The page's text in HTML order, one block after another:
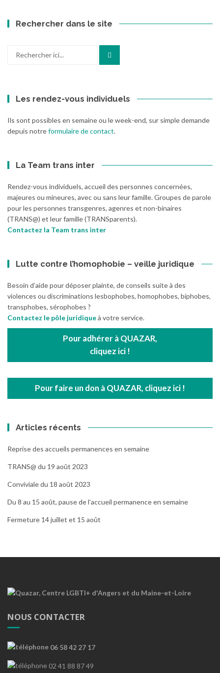
Rechercher dans le site
Les rendez-vous individuels
Ils sont possibles en semaine ou le week-end, sur simple demande
depuis notreformulaire de contact.
La Team trans inter
Rendez-vous individuels, accueil des personnes concernées,
majeures ou mineures, avec ou sans leur famille. Groupes de parole
pour les personnes transgenres, agenres et non-binaires
(TRANS@) et leur famille (TRANSparents).
Contactez la Team trans inter
Lutte contre l’homophobie – veille juridique
Besoin d’aide pour déposer plainte, de conseils suite à des
violences ou discriminations lesbophobes, homophobes, biphobes,
transphobes, sérophobes ?
Contactez le pôle juridiqueà votre service.
Pour adhérer à QUAZAR,
cliquez ici !
Pour faire un don à QUAZAR, cliquez ici !
Articles récents
Reprise des accueils permanences en semaine
TRANS@ du 19 août 2023
Conviviale du 18 août 2023
Du 8 au 15 août, pause de l’accueil permanence en semaine
Fermeture 14 juillet et 15 août
NOUS CONTACTER
06 58 42 27 17
02 41 88 87 49